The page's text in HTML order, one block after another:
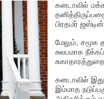
கனடாவில்
பிரதமர்
மேலும்,
சுலபமாக
கனடாவில்
இம்மாத